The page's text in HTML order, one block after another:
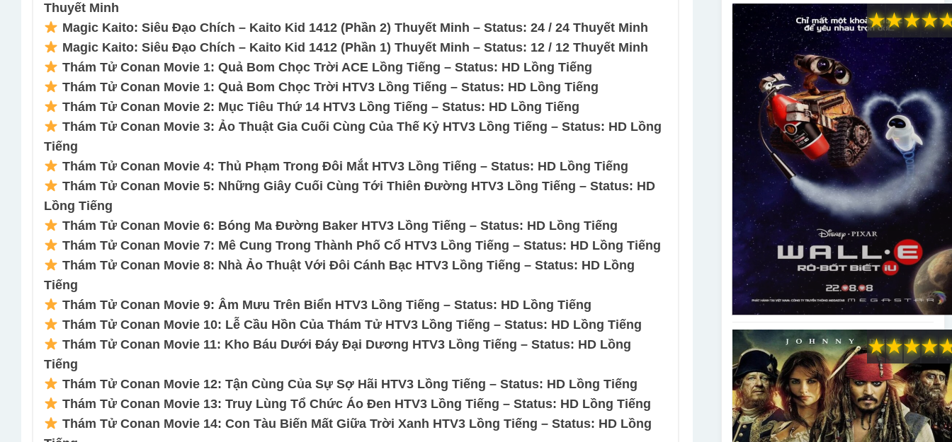
Thuyết Minh
Magic Kaito: Siêu Đạo Chích – Kaito Kid 1412 (Phần 2) Thuyết Minh – Status: 24 / 24 Thuyết Minh
Magic Kaito: Siêu Đạo Chích – Kaito Kid 1412 (Phần 1) Thuyết Minh – Status: 12 / 12 Thuyết Minh
Thám Tử Conan Movie 1: Quả Bom Chọc Trời ACE Lồng Tiếng – Status: HD Lồng Tiếng
Thám Tử Conan Movie 1: Quả Bom Chọc Trời HTV3 Lồng Tiếng – Status: HD Lồng Tiếng
Thám Tử Conan Movie 2: Mục Tiêu Thứ 14 HTV3 Lồng Tiếng – Status: HD Lồng Tiếng
Thám Tử Conan Movie 3: Ảo Thuật Gia Cuối Cùng Của Thế Kỷ HTV3 Lồng Tiếng – Status: HD Lồng
Tiếng
Thám Tử Conan Movie 4: Thủ Phạm Trong Đôi Mắt HTV3 Lồng Tiếng – Status: HD Lồng Tiếng
Thám Tử Conan Movie 5: Những Giây Cuối Cùng Tới Thiên Đường HTV3 Lồng Tiếng – Status: HD
Lồng Tiếng
Thám Tử Conan Movie 6: Bóng Ma Đường Baker HTV3 Lồng Tiếng – Status: HD Lồng Tiếng
Thám Tử Conan Movie 7: Mê Cung Trong Thành Phố Cổ HTV3 Lồng Tiếng – Status: HD Lồng Tiếng
Thám Tử Conan Movie 8: Nhà Ảo Thuật Với Đôi Cánh Bạc HTV3 Lồng Tiếng – Status: HD Lồng
Tiếng
Thám Tử Conan Movie 9: Âm Mưu Trên Biển HTV3 Lồng Tiếng – Status: HD Lồng Tiếng
Thám Tử Conan Movie 10: Lễ Cầu Hồn Của Thám Tử HTV3 Lồng Tiếng – Status: HD Lồng Tiếng
Thám Tử Conan Movie 11: Kho Báu Dưới Đáy Đại Dương HTV3 Lồng Tiếng – Status: HD Lồng
Tiếng
Thám Tử Conan Movie 12: Tận Cùng Của Sự Sợ Hãi HTV3 Lồng Tiếng – Status: HD Lồng Tiếng
Thám Tử Conan Movie 13: Truy Lùng Tổ Chức Áo Đen HTV3 Lồng Tiếng – Status: HD Lồng Tiếng
Thám Tử Conan Movie 14: Con Tàu Biến Mất Giữa Trời Xanh HTV3 Lồng Tiếng – Status: HD Lồng
★
★
★
★
★
★
★
★